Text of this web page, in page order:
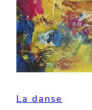
La danse